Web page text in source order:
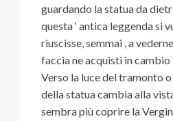
guardando la statua da
questa ‘ antica leggenda si
riuscisse, semmai , a
faccia ne acquisti in cambio
Verso la luce del tramonto o
della statua cambia alla
sembra più coprire la